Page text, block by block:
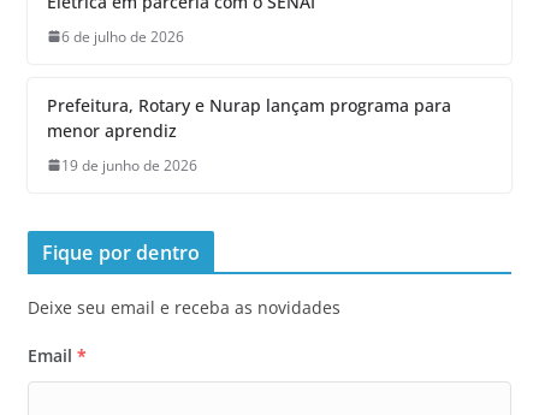
6 de julho de 2026
Prefeitura, Rotary e Nurap lançam programa para
menor aprendiz
19 de junho de 2026
Fique por dentro
Deixe seu email e receba as novidades
Email *